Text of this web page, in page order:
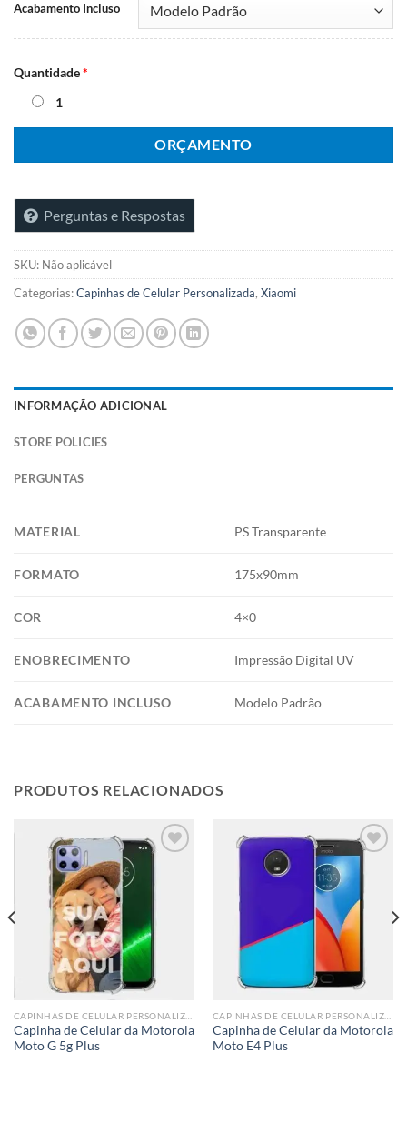
Acabamento Incluso
Quantidade*
1
ORÇAMENTO
Perguntas e Respostas
SKU: Não aplicável
Categorias:Capinhas de Celular Personalizada, Xiaomi
INFORMAÇÃO ADICIONAL
STORE POLICIES
PERGUNTAS
MATERIAL PS Transparente
FORMATO 175x90mm
COR 4×0
ENOBRECIMENTO Impressão Digital UV
ACABAMENTO INCLUSO Modelo Padrão
PRODUTOS RELACIONADOS
Add to
Capinha de Celular da Motorola
Moto G 5g Plus
Add to
wishlist
Capinha de Celular da Motorola
Moto E4 Plus